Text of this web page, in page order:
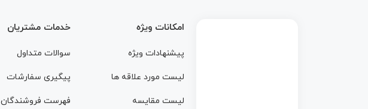
/home/dandan72/public_html/wp-
امکانات ویژه
پیشنهادات ویژه
لیست مورد علاقه ها
لیست مقایسه
خدمات مشتریان
سوالات متداول
پیگیری سفارشات
فهرست فروشندگان